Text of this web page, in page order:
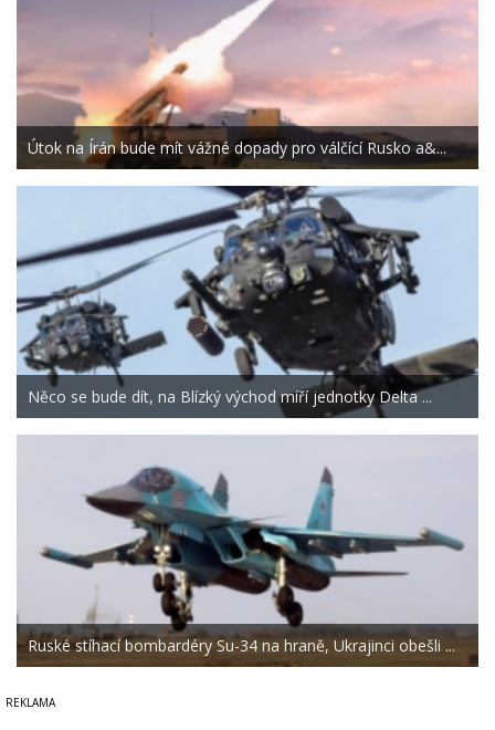
Útok na Írán bude mít vážné dopady pro válčící Rusko a&...
Něco se bude dít, na Blízký východ míří jednotky Delta ...
Ruské stíhací bombardéry Su-34 na hraně, Ukrajinci obešli ...